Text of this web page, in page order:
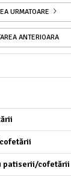
URMATOARE
ANTERIOARA
patiserii/cofetării